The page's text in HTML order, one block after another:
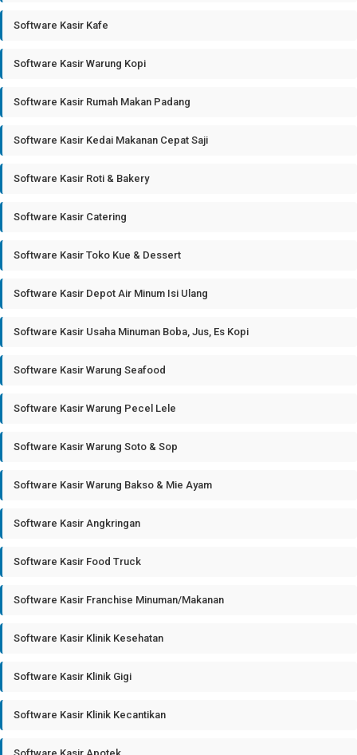
Software Kasir Kafe
Software Kasir Warung Kopi
Software Kasir Rumah Makan Padang
Software Kasir Kedai Makanan Cepat Saji
Software Kasir Roti & Bakery
Software Kasir Catering
Software Kasir Toko Kue & Dessert
Software Kasir Depot Air Minum Isi Ulang
Software Kasir Usaha Minuman Boba, Jus, Es Kopi
Software Kasir Warung Seafood
Software Kasir Warung Pecel Lele
Software Kasir Warung Soto & Sop
Software Kasir Warung Bakso & Mie Ayam
Software Kasir Angkringan
Software Kasir Food Truck
Software Kasir Franchise Minuman/Makanan
Software Kasir Klinik Kesehatan
Software Kasir Klinik Gigi
Software Kasir Klinik Kecantikan